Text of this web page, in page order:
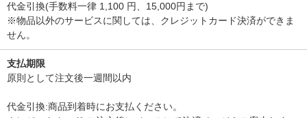
代金引換(手数料一律 1,100 円、15,000円まで)
※物品以外のサービスに関しては、クレジットカード決済ができま
せん。
支払期限
原則として注文後一週間以内
代金引換:商品到着時にお支払ください。